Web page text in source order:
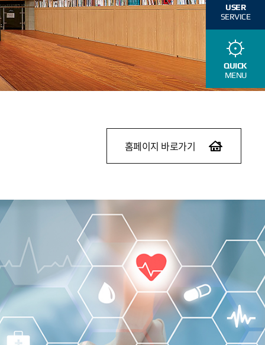
홈페이지 바로가기
USER
SERVICE
QUICK
MENU